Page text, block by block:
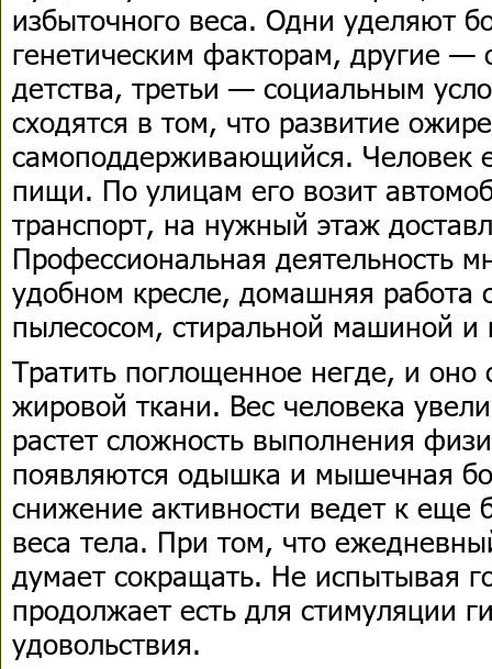
избыточного веса. Одни уделяют
генетическим факторам, другие —
детства, третьи — социальным
сходятся в том, что развитие
самоподдерживающийся. Человек
пищи. По улицам его возит
транспорт, на нужный этаж
Профессиональная деятельность
удобном кресле, домашняя работа
пылесосом, стиральной машиной
Тратить поглощенное негде, и оно
жировой ткани. Вес человека
растет сложность выполнения
появляются одышка и мышечная
снижение активности ведет к еще
веса тела. При том, что
думает сокращать. Не испытывая
продолжает есть для стимуляции
удовольствия.